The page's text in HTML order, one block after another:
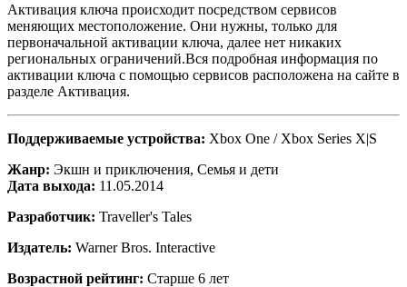
Активация ключа происходит посредством сервисов
меняющих местоположение. Они нужны, только для
первоначальной активации ключа, далее нет никаких
региональных ограничений.Вся подробная информация по
активации ключа с помощью сервисов расположена на сайте в
разделе Активация.
Поддерживаемые устройства: Xbox One / Xbox Series X|S
Жанр: Экшн и приключения, Семья и дети
Дата выхода: 11.05.2014
Разработчик: Traveller's Tales
Издатель: Warner Bros. Interactive
Возрастной рейтинг: Старше 6 лет